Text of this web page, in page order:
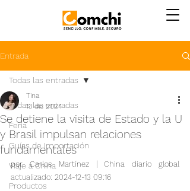
Entrada
Todas las entradas
Feria
Guías de Importación
Viaje a China
Productos
Todas las entradas
Se detiene la visita de Estado y la U
y Brasil impulsan relaciones
fundamentales
Tina
13 dic 2024
por Carlos Martínez | China diario global
actualizado: 2024-12-13 09:16